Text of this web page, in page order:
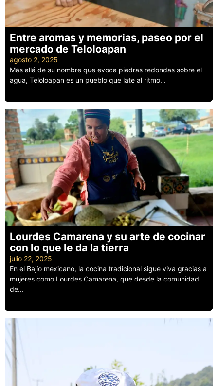
Entre aromas y memorias, paseo por el
mercado de Teloloapan
agosto 2, 2025
Más allá de su nombre que evoca piedras redondas sobre el
agua, Teloloapan es un pueblo que late al ritmo...
Lourdes Camarena y su arte de cocinar
con lo que le da la tierra
julio 22, 2025
En el Bajío mexicano, la cocina tradicional sigue viva gracias a
mujeres como Lourdes Camarena, que desde la comunidad
de...